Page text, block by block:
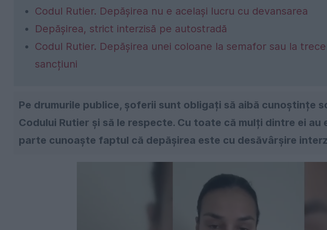
Codul Rutier. Depășirea nu e același lucru cu devansarea
Depășirea, strict interzisă pe autostradă
Codul Rutier. Depășirea unei coloane la semafor sau la
sancțiuni
Pe drumurile publice, șoferii sunt obligați să aibă cunoștințe
Codului Rutier și să le respecte. Cu toate că mulți dintre ei au
parte cunoaște faptul că depășirea este cu desăvârșire